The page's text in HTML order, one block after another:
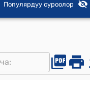
Популярдуу суроолор